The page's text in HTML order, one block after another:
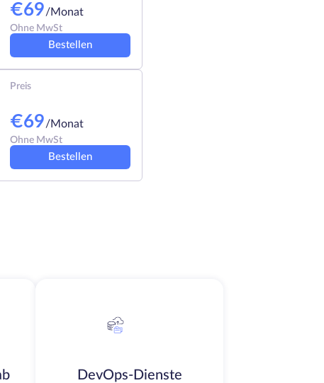
€69/Monat
Ohne MwSt
Bestellen
Preis
€69/Monat
Ohne MwSt
Bestellen
DevOps-Dienste